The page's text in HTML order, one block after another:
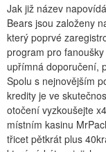
Jak již název
Bears jsou založeny
který poprvé
program pro
upřímná doporučení,
Spolu s nejnovějším
kredity je ve
otočení vyzkoušejte
místním kasinu
třicet pětkrát plus